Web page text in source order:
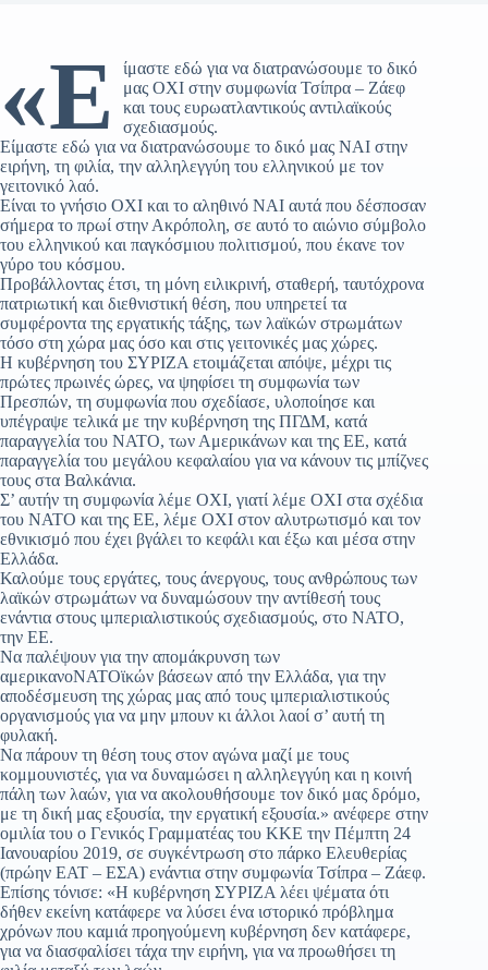
«Ε
ίμαστε εδώ για να διατρανώσουμε το δικό
μας ΟΧΙ στην συμφωνία Τσίπρα – Ζάεφ
και τους ευρωατλαντικούς αντιλαϊκούς
σχεδιασμούς.
Είμαστε εδώ για να διατρανώσουμε το δικό μας ΝΑΙ στην
ειρήνη, τη φιλία, την αλληλεγγύη του ελληνικού με τον
γειτονικό λαό.
Είναι το γνήσιο ΟΧΙ και το αληθινό ΝΑΙ αυτά που δέσποσαν
σήμερα το πρωί στην Ακρόπολη, σε αυτό το αιώνιο σύμβολο
του ελληνικού και παγκόσμιου πολιτισμού, που έκανε τον
γύρο του κόσμου.
Προβάλλοντας έτσι, τη μόνη ειλικρινή, σταθερή, ταυτόχρονα
πατριωτική και διεθνιστική θέση, που υπηρετεί τα
συμφέροντα της εργατικής τάξης, των λαϊκών στρωμάτων
τόσο στη χώρα μας όσο και στις γειτονικές μας χώρες.
Η κυβέρνηση του ΣΥΡΙΖΑ ετοιμάζεται απόψε, μέχρι τις
πρώτες πρωινές ώρες, να ψηφίσει τη συμφωνία των
Πρεσπών, τη συμφωνία που σχεδίασε, υλοποίησε και
υπέγραψε τελικά με την κυβέρνηση της ΠΓΔΜ, κατά
παραγγελία του ΝΑΤΟ, των Αμερικάνων και της ΕΕ, κατά
παραγγελία του μεγάλου κεφαλαίου για να κάνουν τις μπίζνες
τους στα Βαλκάνια.
Σ’ αυτήν τη συμφωνία λέμε ΟΧΙ, γιατί λέμε ΟΧΙ στα σχέδια
του ΝΑΤΟ και της ΕΕ, λέμε ΟΧΙ στον αλυτρωτισμό και τον
εθνικισμό που έχει βγάλει το κεφάλι και έξω και μέσα στην
Ελλάδα.
Καλούμε τους εργάτες, τους άνεργους, τους ανθρώπους των
λαϊκών στρωμάτων να δυναμώσουν την αντίθεσή τους
ενάντια στους ιμπεριαλιστικούς σχεδιασμούς, στο ΝΑΤΟ,
την ΕΕ.
Να παλέψουν για την απομάκρυνση των
αμερικανοΝΑΤΟϊκών βάσεων από την Ελλάδα, για την
αποδέσμευση της χώρας μας από τους ιμπεριαλιστικούς
οργανισμούς για να μην μπουν κι άλλοι λαοί σ’ αυτή τη
φυλακή.
Να πάρουν τη θέση τους στον αγώνα μαζί με τους
κομμουνιστές, για να δυναμώσει η αλληλεγγύη και η κοινή
πάλη των λαών, για να ακολουθήσουμε τον δικό μας δρόμο,
με τη δική μας εξουσία, την εργατική εξουσία.» ανέφερε στην
ομιλία του ο Γενικός Γραμματέας του ΚΚΕ την Πέμπτη 24
Ιανουαρίου 2019, σε συγκέντρωση στο πάρκο Ελευθερίας
(πρώην ΕΑΤ – ΕΣΑ) ενάντια στην συμφωνία Τσίπρα – Ζάεφ.
Επίσης τόνισε: «Η κυβέρνηση ΣΥΡΙΖΑ λέει ψέματα ότι
δήθεν εκείνη κατάφερε να λύσει ένα ιστορικό πρόβλημα
χρόνων που καμιά προηγούμενη κυβέρνηση δεν κατάφερε,
για να διασφαλίσει τάχα την ειρήνη, για να προωθήσει τη